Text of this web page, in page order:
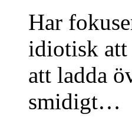
Har
idiotisk att
att ladda
smidigt…